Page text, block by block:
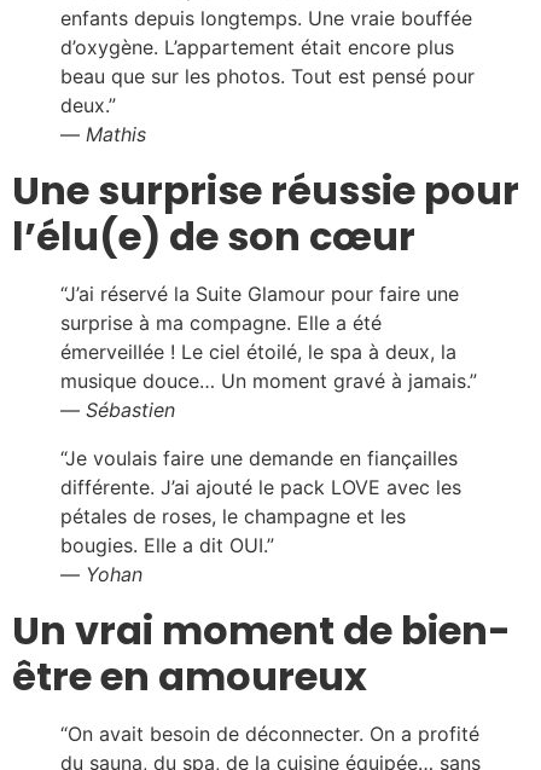
enfants depuis longtemps. Une vraie bouffée
d’oxygène. L’appartement était encore plus
beau que sur les photos. Tout est pensé pour
deux.”
— Mathis
Une surprise réussie pour
l’élu(e) de son cœur
“J’ai réservé la Suite Glamour pour faire une
surprise à ma compagne. Elle a été
émerveillée ! Le ciel étoilé, le spa à deux, la
musique douce… Un moment gravé à jamais.”
— Sébastien
“Je voulais faire une demande en fiançailles
différente. J’ai ajouté le pack LOVE avec les
pétales de roses, le champagne et les
bougies. Elle a dit OUI.”
— Yohan
Un vrai moment de bien-
être en amoureux
“On avait besoin de déconnecter. On a profité
du sauna, du spa, de la cuisine équipée… sans